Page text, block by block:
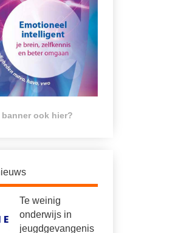
banner ook hier?
Te weinig
onderwijs in
jeugdgevangenis